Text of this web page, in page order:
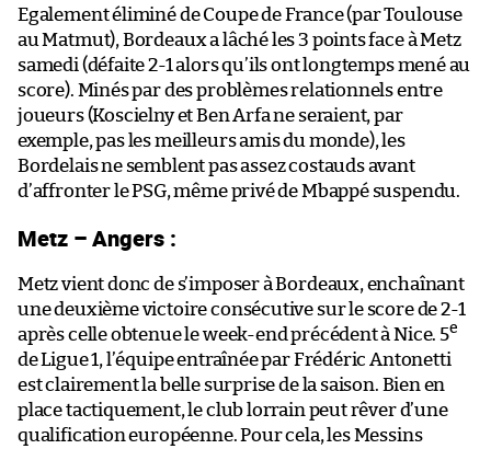
Egalement éliminé de Coupe de France (par Toulouse
au Matmut), Bordeaux a lâché les 3 points face à Metz
samedi (défaite 2-1 alors qu’ils ont longtemps mené au
score). Minés par des problèmes relationnels entre
joueurs (Koscielny et Ben Arfa ne seraient, par
exemple, pas les meilleurs amis du monde), les
Bordelais ne semblent pas assez costauds avant
d’affronter le PSG, même privé de Mbappé suspendu.
Metz – Angers :
Metz vient donc de s’imposer à Bordeaux, enchaînant
une deuxième victoire consécutive sur le score de 2-1
après celle obtenue le week-end précédent à Nice. 5e
de Ligue 1, l’équipe entraînée par Frédéric Antonetti
est clairement la belle surprise de la saison. Bien en
place tactiquement, le club lorrain peut rêver d’une
qualification européenne. Pour cela, les Messins